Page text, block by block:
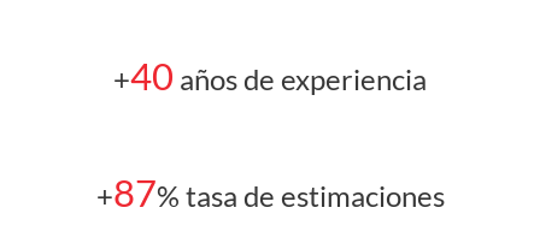
+40 años de experiencia
+87% tasa de estimaciones